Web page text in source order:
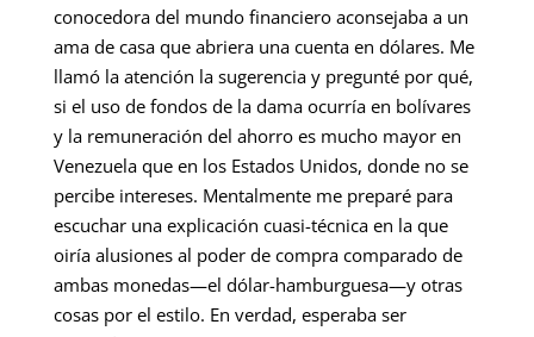
conocedora del mundo financiero aconsejaba a un
ama de casa que abriera una cuenta en dólares. Me
llamó la atención la sugerencia y pregunté por qué,
si el uso de fondos de la dama ocurría en bolívares
y la remuneración del ahorro es mucho mayor en
Venezuela que en los Estados Unidos, donde no se
percibe intereses. Mentalmente me preparé para
escuchar una explicación cuasi-técnica en la que
oiría alusiones al poder de compra comparado de
ambas monedas—el dólar-hamburguesa—y otras
cosas por el estilo. En verdad, esperaba ser